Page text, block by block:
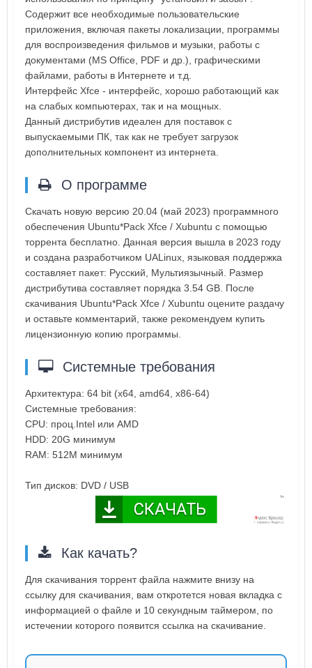
Содержит все необходимые пользовательские
приложения, включая пакеты локализации, программы
для воспроизведения фильмов и музыки, работы с
документами (MS Office, PDF и др.), графическими
файлами, работы в Интернете и т.д.
Интерфейс Xfce - интерфейс, хорошо работающий как
на слабых компьютерах, так и на мощных.
Данный дистрибутив идеален для поставок с
выпускаемыми ПК, так как не требует загрузок
дополнительных компонент из интернета.
О программе
Скачать новую версию 20.04 (май 2023) программного
обеспечения Ubuntu*Pack Xfce / Xubuntu с помощью
торрента бесплатно. Данная версия вышла в 2023 году
и создана разработчиком UALinux, языковая поддержка
составляет пакет: Русский, Мультиязычный. Размер
дистрибутива составляет порядка 3.54 GB. После
скачивания Ubuntu*Pack Xfce / Xubuntu оцените раздачу
и оставьте комментарий, также рекомендуем купить
лицензионную копию программы.
Системные требования
Архитектура: 64 bit (x64, amd64, x86-64)
Системные требования:
CPU: проц.Intel или AMD
HDD: 20G минимум
RAM: 512M минимум
Тип дисков: DVD / USB
Как качать?
Для скачивания торрент файла нажмите внизу на
ссылку для скачивания, вам откротется новая вкладка с
информацией о файле и 10 секундным таймером, по
истечении которого появится ссылка на скачивание.